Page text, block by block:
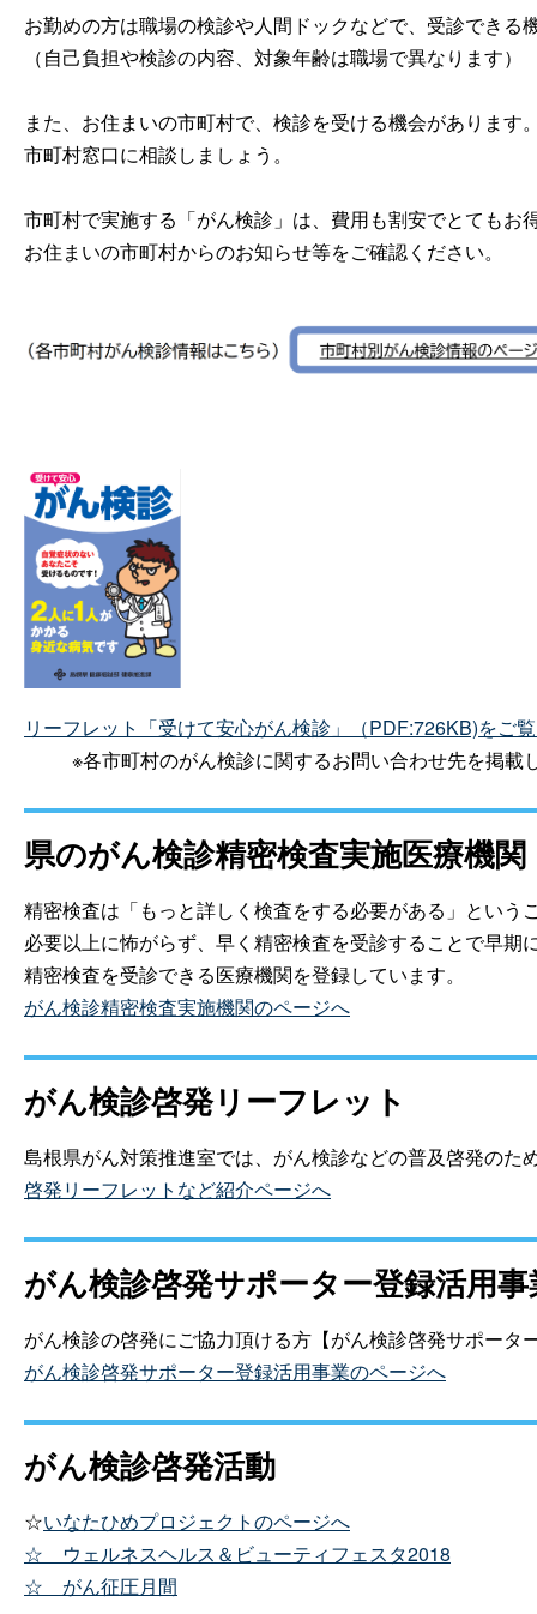
お勤めの方は職場の検診や人間ドックなどで、受診できる
（自己負担や検診の内容、対象年齢は職場で異なります）
また、お住まいの市町村で、検診を受ける機会があります
市町村窓口に相談しましょう。
市町村で実施する「がん検診」は、費用も割安でとてもお
お住まいの市町村からのお知らせ等をご確認ください。
リーフレット「受けて安心がん検診」（PDF:726KB)をご
※各市町村のがん検診に関するお問い合わせ先を掲載
県のがん検診精密検査実施医療機関
精密検査は「もっと詳しく検査をする必要がある」という
必要以上に怖がらず、早く精密検査を受診することで早期
精密検査を受診できる医療機関を登録しています。
がん検診精密検査実施機関のページへ
がん検診啓発リーフレット
島根県がん対策推進室では、がん検診などの普及啓発の
啓発リーフレットなど紹介ページへ
がん検診啓発サポーター登録活用事
がん検診の啓発にご協力頂ける方【がん検診啓発サポー
がん検診啓発サポーター登録活用事業のページへ
がん検診啓発活動
☆いなたひめプロジェクトのページへ
☆ ウェルネスヘルス＆ビューティフェスタ2018
☆ がん征圧月間